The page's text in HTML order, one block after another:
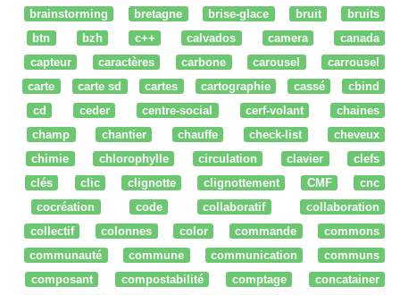
brainstorming
bretagne brise-glace bruit
bruits
btn
bzh c++ calvados camera
canada
capteur
caractères carbone carousel
carrousel
carte
carte sd cartes cartographie cassé
cbind
cd
ceder centre-social cerf-volant
chaines
champ
chantier chauffe check-list
cheveux
chimie
chlorophylle circulation clavier
clefs
clés
clic clignotte clignottement CMF
cnc
cocréation
code collaboratif
collaboration
collectif
colonnes color commande
commons
communauté
commune communication
communs
composant
compostabilité comptage
concatainer